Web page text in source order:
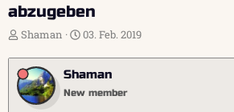
abzugeben
E
s
t
e
Shaman
E
s
t
e
03. Feb. 2019
Shaman
New member